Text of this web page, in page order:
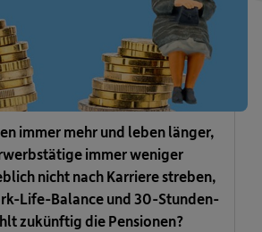
immer mehr und leben länger,
immer weniger
nicht nach Karriere streben,
Life-Balance und 30-Stunden-
zukünftig die Pensionen?